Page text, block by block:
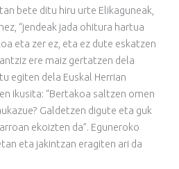
bete ditu hiru urte Elikaguneak,
“jendeak jada ohitura hartua
eta zer ez, eta ez dute eskatzen
ere maiz gertatzen dela
egiten dela Euskal Herrian
ikusita: “Bertakoa saltzen omen
Galdetzen digute eta guk
ekoizten da”. Eguneroko
eta jakintzan eragiten ari da